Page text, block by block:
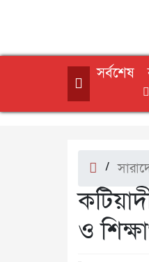
সর্বশেষ
/
ও